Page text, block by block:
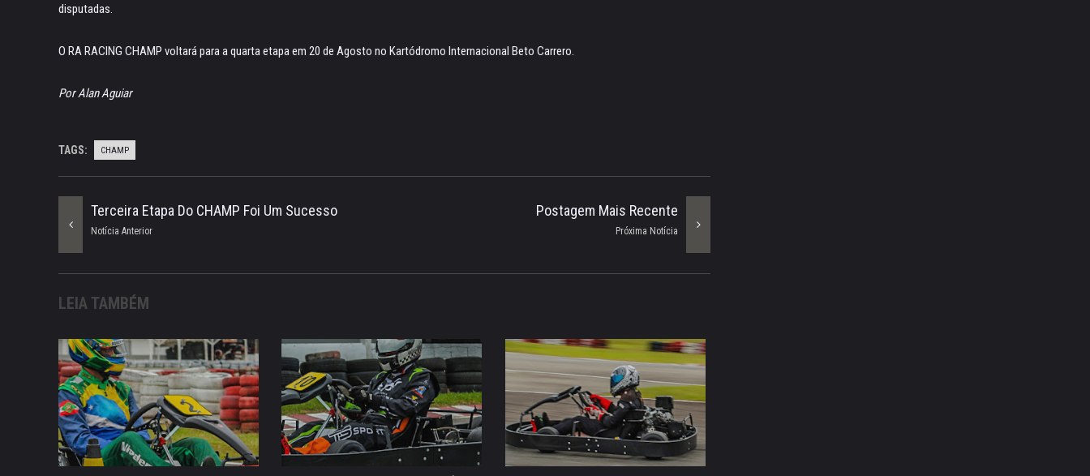
disputadas.
O RA RACING CHAMP voltará para a quarta etapa em 20 de Agosto no Kartódromo Internacional Beto Carrero.
Por Alan Aguiar
TAGS: CHAMP
Postagem Mais Recente
Próxima Notícia
Terceira Etapa Do CHAMP Foi Um Sucesso
Notícia Anterior
LEIA TAMBÉM